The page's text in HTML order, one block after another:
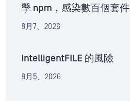
擊 npm，感染數百個套件
8月7、2026
IntelligentFILE 的風險
8月5、2026